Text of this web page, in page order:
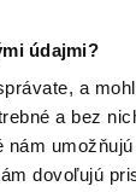
údajmi?
a
a bez
dovoľujú